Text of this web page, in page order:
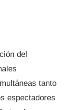
del
tanto
espectadores